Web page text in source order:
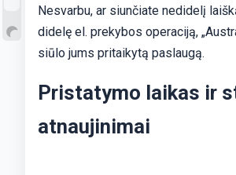
Nesvarbu, ar siunčiate nedidelį
didelę el. prekybos operaciją,
siūlo jums pritaikytą paslaugą.
Pristatymo laikas ir
atnaujinimai